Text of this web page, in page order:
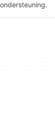
ondersteuning.